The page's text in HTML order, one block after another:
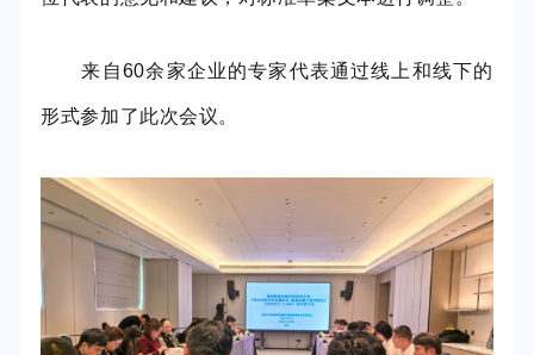
来自60余家企业的专家代表通过线上和线下的
形式参加了此次会议。